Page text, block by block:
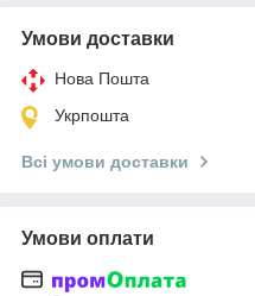
Умови доставки
Нова Пошта
Укрпошта
Всі умови доставки
Умови оплати